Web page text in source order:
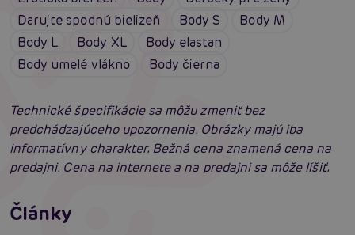
Darujte spodnú bielizeň
Body S
Body M
Body L
Body XL
Body elastan
Body umelé vlákno
Body čierna
Technické špecifikácie sa môžu zmeniť bez
predchádzajúceho upozornenia. Obrázky majú iba
informatívny charakter. Bežná cena znamená cena na
predajni. Cena na internete a na predajni sa môže líšiť.
Články
neodolateľne sexy
Čítať viacej
Erotická inteligencia: Príručka Sexiómov